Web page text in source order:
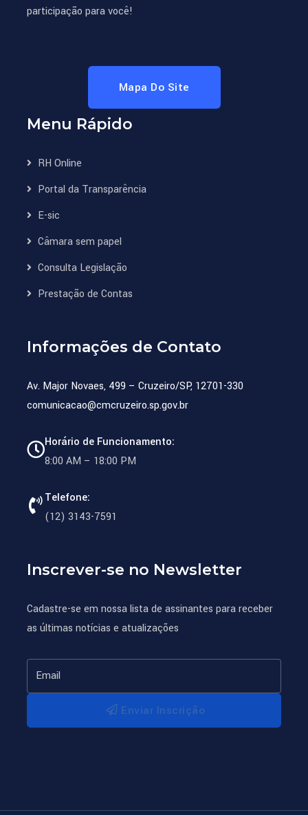
participação para você!
Mapa Do Site
Menu Rápido
RH Online
Portal da Transparência
E-sic
Câmara sem papel
Consulta Legislação
Prestação de Contas
Informações de Contato
Av. Major Novaes, 499 – Cruzeiro/SP, 12701-330
comunicacao@cmcruzeiro.sp.gov.br
Horário de Funcionamento:
8:00 AM – 18:00 PM
Telefone:
(12) 3143-7591
Inscrever-se no Newsletter
Cadastre-se em nossa lista de assinantes para receber
as últimas notícias e atualizações
Enviar Inscrição